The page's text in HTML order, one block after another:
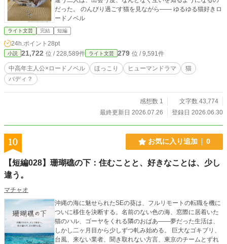
だった。 のんびり過ごす猫を見ながら―― ゆるゆる猫好きロ
ードノベル
ライト文芸 完結 短編
24h.ポイント 28pt
小説 21,722 位 / 228,589件 ライト文芸 279 位 / 9,591件
中高年主人公×ロードノベル ほっこり ヒューマンドラマ
猫
バディ？
感想数 1
文字数 43,774
最終更新日 2026.07.26
登録日 2026.06.30
10 お気に入り追加 0
【短編028】珊瑚礁の下：住むことと、好きなことは、少し
違う。
マチャオ
沖縄の海に魅せられたSEの葵は、フルリモートの転職を機に
ついに移住を決断する。名前のない色の海、窓際に居着いた
猫のハル、ゴーヤをくれる隣のおばあ——夢だった生活は、
しかし二ヶ月目から少しずつ軋み始める。 巨大なゴキブリ、
台風、来ない業者、聞き取れない方言、東京のチームとずれ